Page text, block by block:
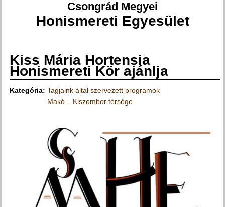
Csongrád Megyei
Honismereti Egyesület
Jelenlegi hely
Kiss Mária Hortensia
Honismereti Kör ajánlja
Kategória:Tagjaink által szervezett programok
Makó – Kiszombor térsége